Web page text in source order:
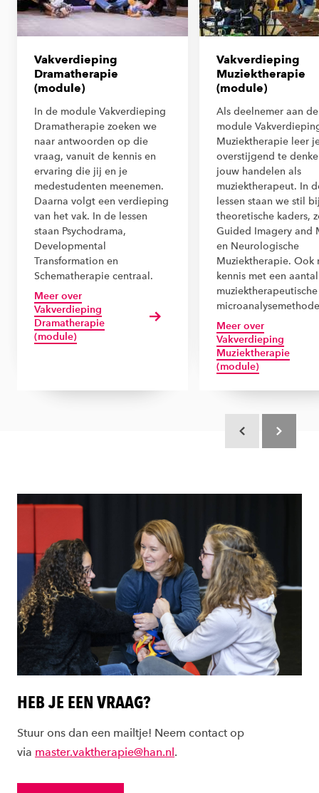
Vakverdieping
Dramatherapie
(module)
In de module Vakverdieping
Dramatherapie zoeken we
naar antwoorden op die
vraag, vanuit de kennis en
ervaring die jij en je
medestudenten meenemen.
Daarna volgt een verdieping
van het vak. In de lessen
staan Psychodrama,
Developmental
Transformation en
Schematherapie centraal.
Meer over
Vakverdieping
Dramatherapie
(module)
Vakverdieping
Muziektherapie
(module)
Als deelnemer aan de
module
Muziektherapie leer
overstijgend te
jouw handelen als
muziektherapeut. In
lessen staan we stil
theoretische kaders,
Guided Imagery and
en Neurologische
Muziektherapie. Ook
kennis met een aantal
muziektherapeutische
Meer over
Vakverdieping
Muziektherapie
(module)
HEB JE EEN VRAAG?
Stuur ons dan een mailtje! Neem contact op
via master.vaktherapie@han.nl.